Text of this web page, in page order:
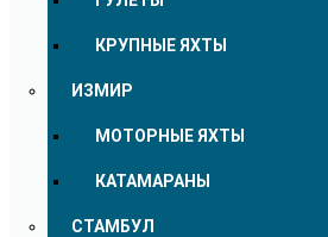
КРУПНЫЕ ЯХТЫ
ИЗМИР
МОТОРНЫЕ ЯХТЫ
КАТАМАРАНЫ
СТАМБУЛ